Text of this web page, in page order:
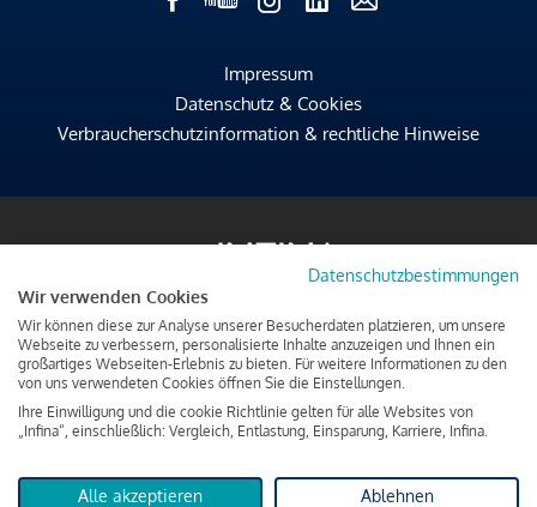
Impressum
Datenschutz & Cookies
Verbraucherschutzinformation & rechtliche Hinweise
Datenschutzbestimmungen
Wir verwenden Cookies
Wir können diese zur Analyse unserer Besucherdaten platzieren, um unsere
Webseite zu verbessern, personalisierte Inhalte anzuzeigen und Ihnen ein
großartiges Webseiten-Erlebnis zu bieten. Für weitere Informationen zu den
von uns verwendeten Cookies öffnen Sie die Einstellungen.
Ihre Einwilligung und die cookie Richtlinie gelten für alle Websites von
„Infina“, einschließlich: Vergleich, Entlastung, Einsparung, Karriere, Infina.
Alle akzeptieren Ablehnen